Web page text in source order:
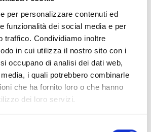
per personalizzare contenuti ed
funzionalità dei social media e per
traffico. Condividiamo inoltre
in cui utilizza il nostro sito con i
occupano di analisi dei dati web,
i quali potrebbero combinarle
che ha fornito loro o che hanno
dei loro servizi.
per l'economia e la finanza